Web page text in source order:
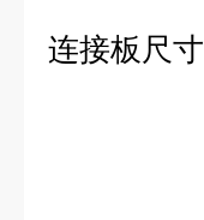
连接板尺寸